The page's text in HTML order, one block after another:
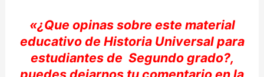
«¿Que opinas sobre este material
educativo de Historia Universalpara
estudiantes de Segundogrado?,